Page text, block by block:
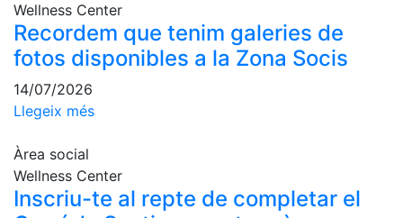
Històric
del
Campionat
Normativa
Altres esports
Àrea social
Wellness Center
Recordem que tenim galeries de
fotos disponibles a la Zona Socis
14/07/2026
Llegeix més
Àrea social
Wellness Center
Inscriu-te al repte de completar el